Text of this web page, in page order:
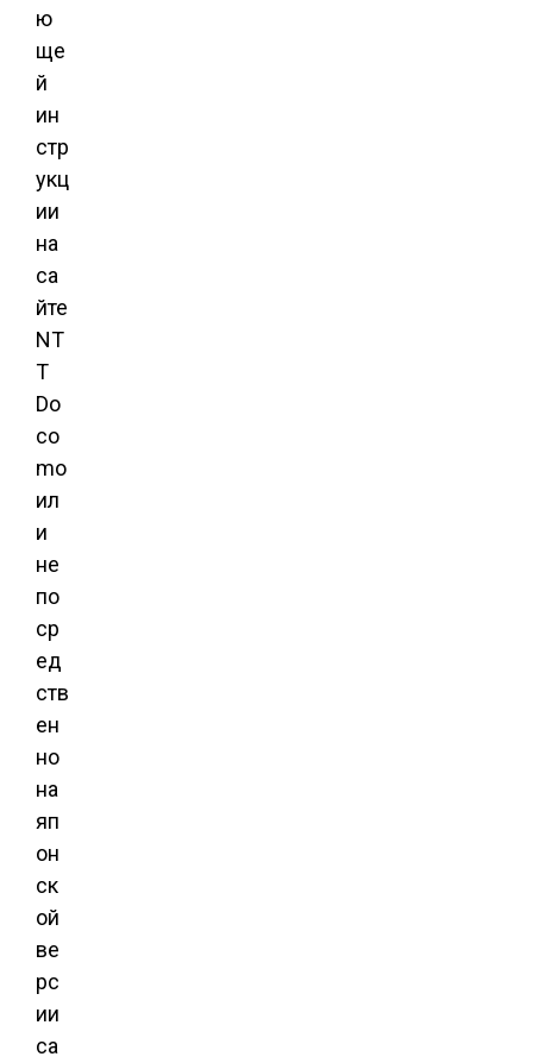
ю
ще
й
ин
стр
укц
ии
на
са
йте
NT
T
Do
co
mo
ил
и
не
по
ср
ед
ств
ен
но
на
яп
он
ск
ой
ве
рс
ии
са